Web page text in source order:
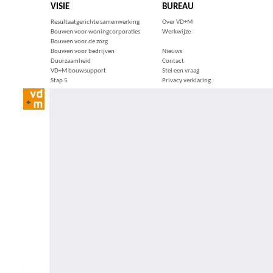
VISIE
Resultaatgerichte samenwerking
Bouwen voor woningcorporaties
Bouwen voor de zorg
Bouwen voor bedrijven
Duurzaamheid
VD+M bouwsupport
Stap 5
BUREAU
Over VD+M
Werkwijze
Nieuws
Contact
Stel een vraag
Privacy verklaring